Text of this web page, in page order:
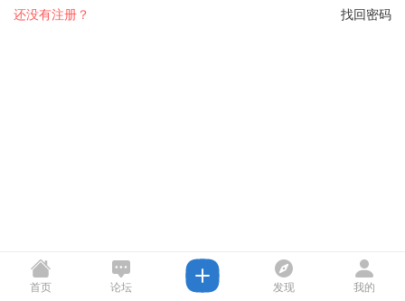
找回密码
还没有注册？
首页 论坛 发现 我的